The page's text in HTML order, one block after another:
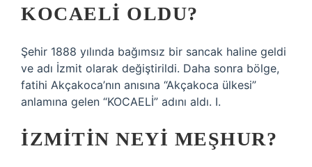
KOCAELI OLDU?
Şehir 1888 yılında bağımsız bir sancak haline geldi
ve adı İzmit olarak değiştirildi. Daha sonra bölge,
fatihi Akçakoca’nın anısına “Akçakoca ülkesi”
anlamına gelen “KOCAELİ” adını aldı. I.
İZMITIN NEYI MEŞHUR?